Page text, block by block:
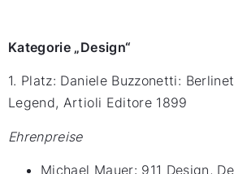
Kategorie „Design“
1. Platz: Daniele Buzzonetti:
Legend, Artioli Editore 1899
Ehrenpreise
Michael Mauer: 911 Design,